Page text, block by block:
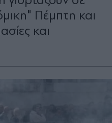
Πέμπτη και
και